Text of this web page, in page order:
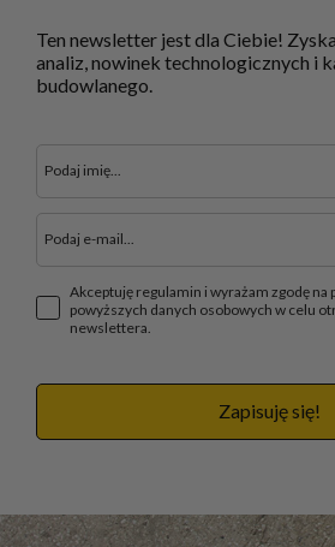
Ten newsletter jest dla Ciebie!
analiz, nowinek technologicznych i
budowlanego.
Akceptuję regulamin i wyrażam zgodę na
powyższych danych osobowych w celu
newslettera.
Zapisuję się!